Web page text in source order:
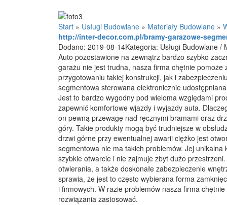
Start » Usługi Budowlane » Materiały Budowlane »
http://inter-decor.com.pl/bramy-garazowe-
Dodano: 2019-08-14Kategoria: Usługi Budowlane /
Auto pozostawione na zewnątrz bardzo szybko
garażu nie jest trudna, nasza firma chętnie pomoże
przygotowaniu takiej konstrukcji, jak i
segmentowa sterowana elektronicznie
Jest to bardzo wygodny pod wieloma względami
zapewnić komfortowe wjazdy i wyjazdy auta.
on pewną przewagę nad ręcznymi bramami oraz
góry. Takie produkty mogą być trudniejsze w
drzwi górne przy ewentualnej awarii ciężko jest
segmentowa nie ma takich problemów. Jej unikalna
szybkie otwarcie i nie zajmuje zbyt dużo
otwierania, a także doskonałe zabezpieczenie
sprawia, że jest to często wybierana forma
i firmowych. W razie problemów nasza firma
rozwiązania zastosować.